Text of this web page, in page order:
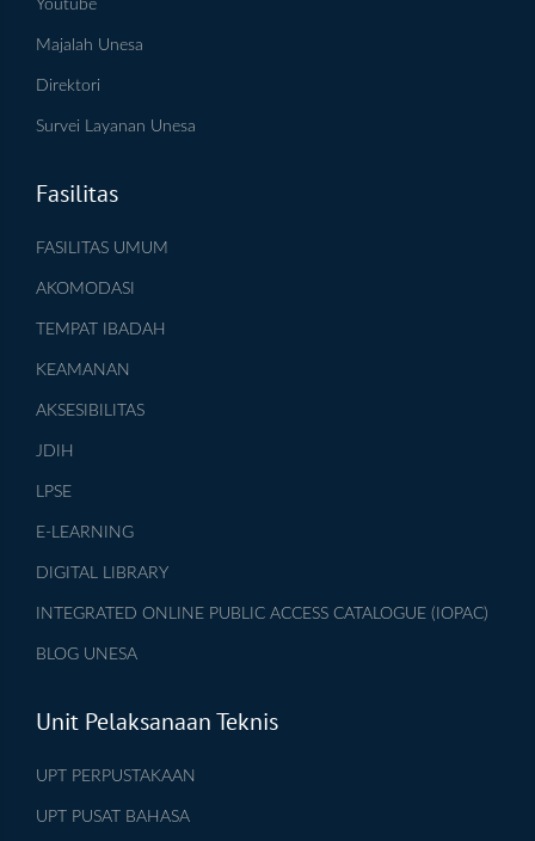
Youtube
Majalah Unesa
Direktori
Survei Layanan Unesa
Fasilitas
FASILITAS UMUM
AKOMODASI
TEMPAT IBADAH
KEAMANAN
AKSESIBILITAS
JDIH
LPSE
E-LEARNING
DIGITAL LIBRARY
INTEGRATED ONLINE PUBLIC ACCESS CATALOGUE (IOPAC)
BLOG UNESA
Unit Pelaksanaan Teknis
UPT PERPUSTAKAAN
UPT PUSAT BAHASA